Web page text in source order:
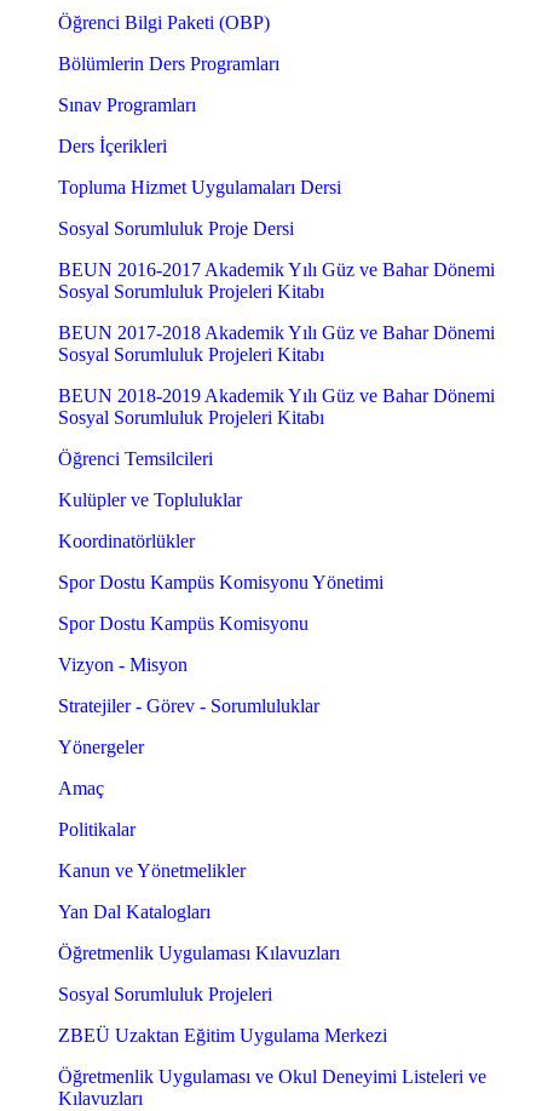
Öğrenci Bilgi Paketi (OBP)
Bölümlerin Ders Programları
Sınav Programları
Ders İçerikleri
Topluma Hizmet Uygulamaları Dersi
Sosyal Sorumluluk Proje Dersi
BEUN 2016-2017 Akademik Yılı Güz ve Bahar Dönemi
Sosyal Sorumluluk Projeleri Kitabı
BEUN 2017-2018 Akademik Yılı Güz ve Bahar Dönemi
Sosyal Sorumluluk Projeleri Kitabı
BEUN 2018-2019 Akademik Yılı Güz ve Bahar Dönemi
Sosyal Sorumluluk Projeleri Kitabı
Öğrenci Temsilcileri
Kulüpler ve Topluluklar
Koordinatörlükler
Spor Dostu Kampüs Komisyonu Yönetimi
Spor Dostu Kampüs Komisyonu
Vizyon - Misyon
Stratejiler - Görev - Sorumluluklar
Yönergeler
Amaç
Politikalar
Kanun ve Yönetmelikler
Yan Dal Katalogları
Öğretmenlik Uygulaması Kılavuzları
Sosyal Sorumluluk Projeleri
ZBEÜ Uzaktan Eğitim Uygulama Merkezi
Öğretmenlik Uygulaması ve Okul Deneyimi Listeleri ve
Kılavuzları